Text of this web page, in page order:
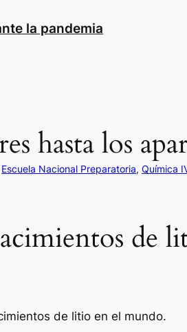
la pandemia
hasta los
Escuela Nacional Preparatoria, Química
de
de litio en el mundo.